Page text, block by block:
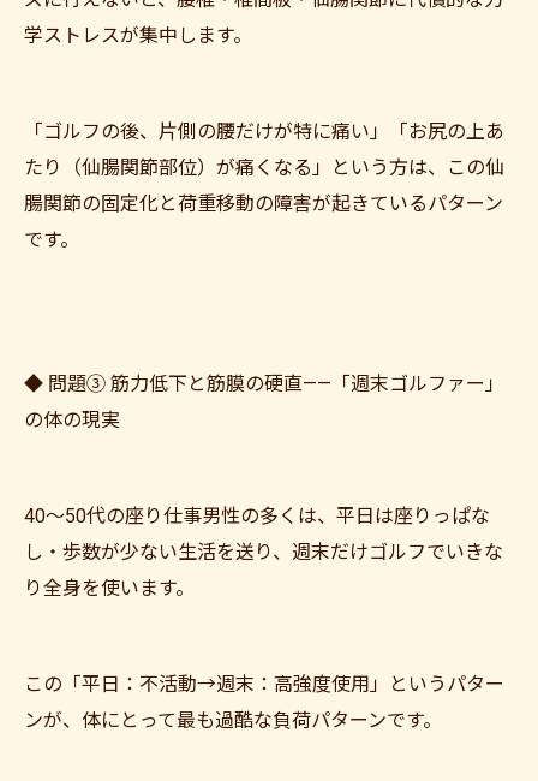
学ストレスが集中します。
「ゴルフの後、片側の腰だけが特に痛い」「お尻の上あ
たり（仙腸関節部位）が痛くなる」という方は、この仙
腸関節の固定化と荷重移動の障害が起きているパターン
です。
◆ 問題③ 筋力低下と筋膜の硬直——「週末ゴルファー」
の体の現実
40〜50代の座り仕事男性の多くは、平日は座りっぱな
し・歩数が少ない生活を送り、週末だけゴルフでいきな
り全身を使います。
この「平日：不活動→週末：高強度使用」というパター
ンが、体にとって最も過酷な負荷パターンです。